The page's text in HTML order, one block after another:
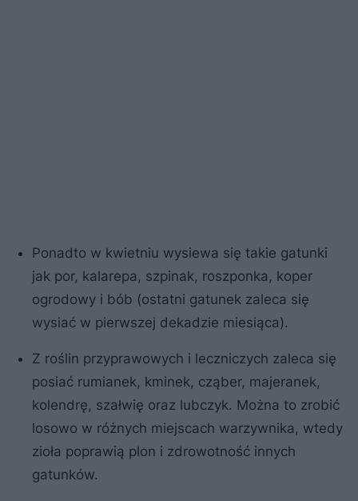
Ponadto w kwietniu wysiewa się takie gatunki
jak por, kalarepa, szpinak, roszponka, koper
ogrodowy i bób (ostatni gatunek zaleca się
wysiać w pierwszej dekadzie miesiąca).
Z roślin przyprawowych i leczniczych zaleca się
posiać rumianek, kminek, cząber, majeranek,
kolendrę, szałwię oraz lubczyk. Można to zrobić
losowo w różnych miejscach warzywnika, wtedy
zioła poprawią plon i zdrowotność innych
gatunków.